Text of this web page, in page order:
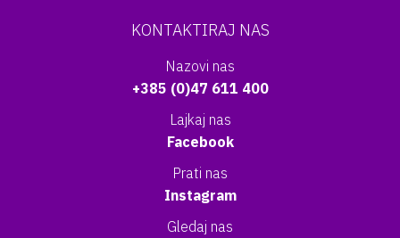
KONTAKTIRAJ NAS
Nazovi nas
+385 (0)47 611 400
Lajkaj nas
Facebook
Prati nas
Instagram
Gledaj nas